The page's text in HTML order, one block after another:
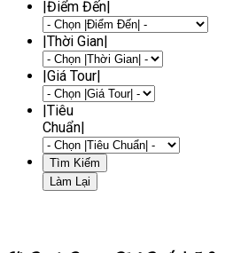
|Điểm Đến|
|Thời Gian|
|Giá Tour|
|Tiêu
Chuẩn|